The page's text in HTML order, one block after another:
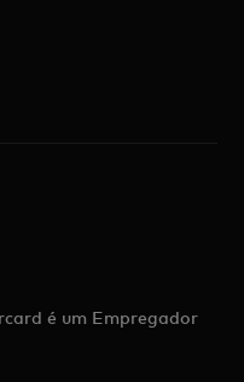
é um Empregador